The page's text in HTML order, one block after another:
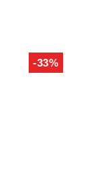
-33%